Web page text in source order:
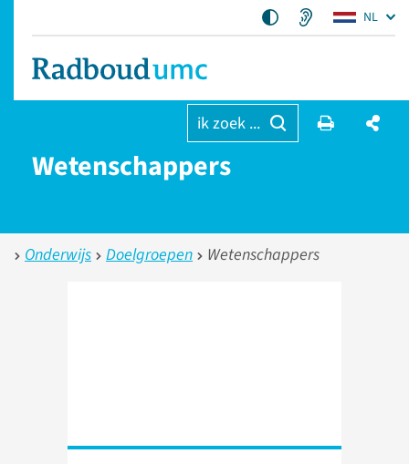
NL
ik zoek ...
Wetenschappers
Onderwijs Doelgroepen Wetenschappers